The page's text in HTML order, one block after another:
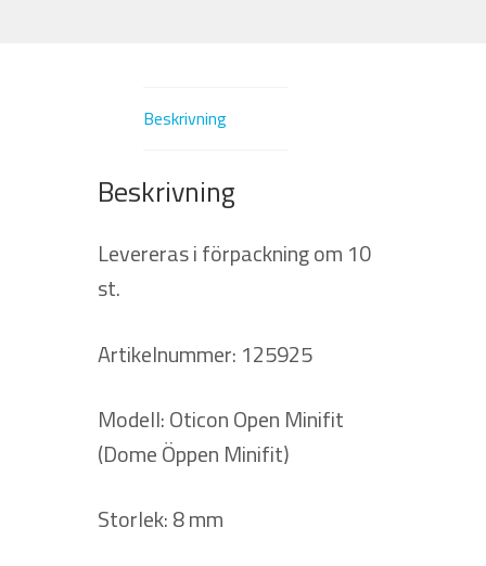
Beskrivning
Beskrivning
Levereras i förpackning om 10
st.
Artikelnummer: 125925
Modell: Oticon Open Minifit
(Dome Öppen Minifit)
Storlek: 8 mm